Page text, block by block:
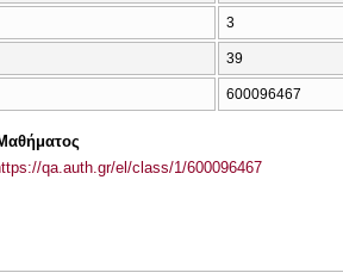
3
39
600096467
qa.auth.gr/el/class/1/600096467